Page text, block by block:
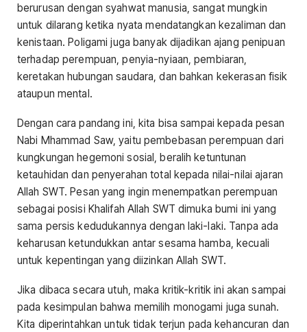
berurusan dengan syahwat manusia, sangat mungkin
untuk dilarang ketika nyata mendatangkan kezaliman dan
kenistaan. Poligami juga banyak dijadikan ajang penipuan
terhadap perempuan, penyia-nyiaan, pembiaran,
keretakan hubungan saudara, dan bahkan kekerasan fisik
ataupun mental.
Dengan cara pandang ini, kita bisa sampai kepada pesan
Nabi Mhammad Saw, yaitu pembebasan perempuan dari
kungkungan hegemoni sosial, beralih ketuntunan
ketauhidan dan penyerahan total kepada nilai-nilai ajaran
Allah SWT. Pesan yang ingin menempatkan perempuan
sebagai posisi Khalifah Allah SWT dimuka bumi ini yang
sama persis kedudukannya dengan laki-laki. Tanpa ada
keharusan ketundukkan antar sesama hamba, kecuali
untuk kepentingan yang diizinkan Allah SWT.
Jika dibaca secara utuh, maka kritik-kritik ini akan sampai
pada kesimpulan bahwa memilih monogami juga sunah.
Kita diperintahkan untuk tidak terjun pada kehancuran dan